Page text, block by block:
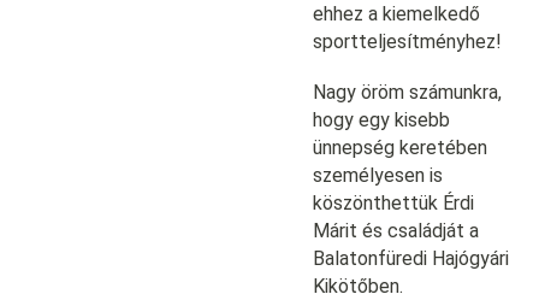
ehhez a kiemelkedő
sportteljesítményhez!
Nagy öröm számunkra,
hogy egy kisebb
ünnepség keretében
személyesen is
köszönthettük Érdi
Márit és családját a
Balatonfüredi Hajógyári
Kikötőben.